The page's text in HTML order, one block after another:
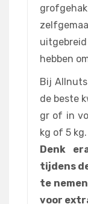
hebben
Bij
de beste
gr of in
kg of 5 kg.
Denk
tijdens
te
voor